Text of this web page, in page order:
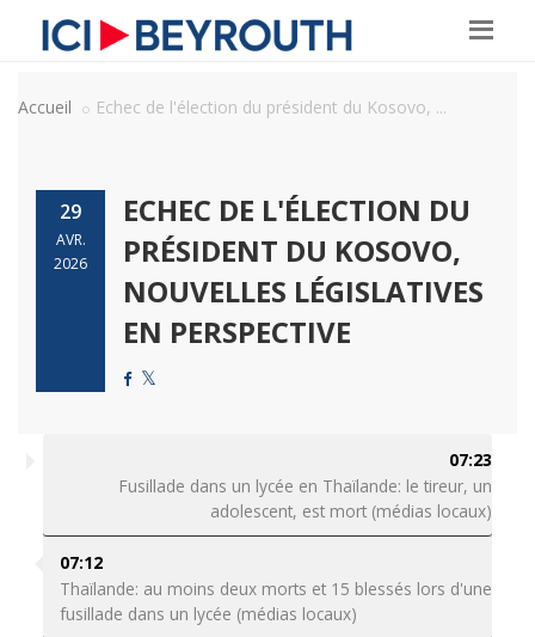
Accueil Echec de l'élection du président du Kosovo, ...
29
AVR.
2026
ECHEC DE L'ÉLECTION DU
PRÉSIDENT DU KOSOVO,
NOUVELLES LÉGISLATIVES
EN PERSPECTIVE
07:23
Fusillade dans un lycée en Thaïlande: le tireur, un
adolescent, est mort (médias locaux)
07:12
Thaïlande: au moins deux morts et 15 blessés lors d'une
fusillade dans un lycée (médias locaux)